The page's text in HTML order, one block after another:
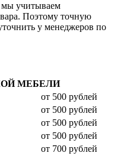
мы учитываем
Поэтому точную
у менеджеров по
МЕБЕЛИ
от 500 рублей
от 500 рублей
от 500 рублей
от 500 рублей
от 700 рублей